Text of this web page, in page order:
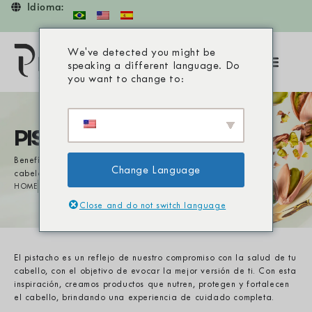
Idioma:
COMPRAR AHORA
PISTACHO
Benefícios extraordinários para seus
cabelos
HOME PISTACHO
El pistacho es un reflejo de nuestro compromiso con la salud de tu
cabello, con el objetivo de evocar la mejor versión de ti. Con esta
inspiración, creamos productos que nutren, protegen y fortalecen
el cabello, brindando una experiencia de cuidado completa.
We've detected you might be
speaking a different language. Do
you want to change to:
Change Language
Close and do not switch language